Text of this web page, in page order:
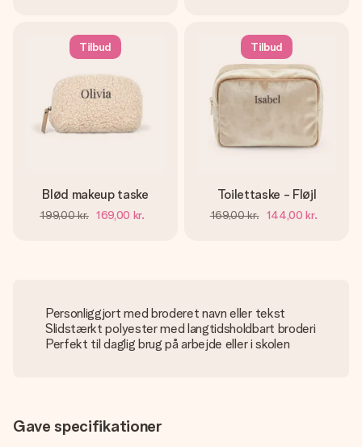
Tilbud
Blød makeup taske
199,00 kr. 169,00 kr.
Tilbud
Toilettaske - Fløjl
169,00 kr. 144,00 kr.
Personliggjort med broderet navn eller tekst
Slidstærkt polyester med langtidsholdbart broderi
Perfekt til daglig brug på arbejde eller i skolen
Gave specifikationer